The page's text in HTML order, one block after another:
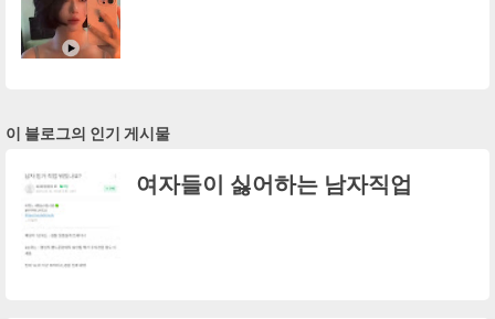
이 블로그의 인기 게시물
여자들이 싫어하는 남자직업